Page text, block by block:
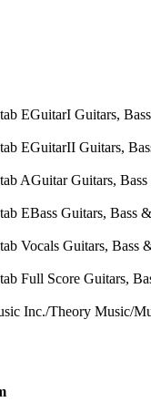
Inc./Theory Music/